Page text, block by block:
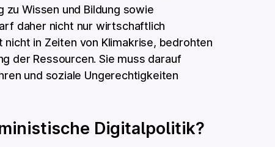
zu Wissen und Bildung sowie
daher nicht nur wirtschaftlich
in Zeiten von Klimakrise, bedrohten
der Ressourcen. Sie muss darauf
und soziale Ungerechtigkeiten
Digitalpolitik?